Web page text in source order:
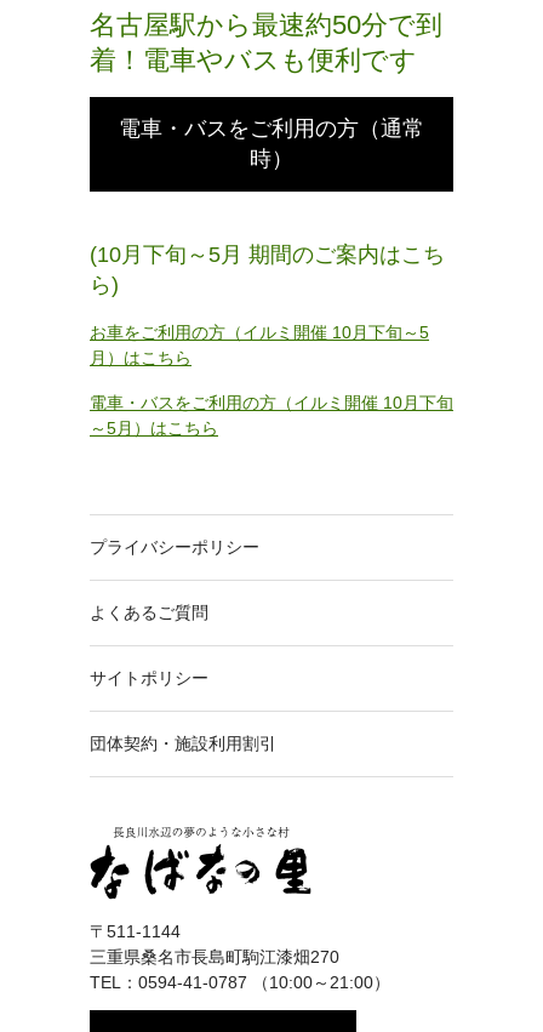
名古屋駅から最速約50分で到
着！電車やバスも便利です
電車・バスをご利用の方（通常
時）
(10月下旬～5月 期間のご案内はこち
ら)
お車をご利用の方（イルミ開催 10月下旬～5
月）はこちら
電車・バスをご利用の方（イルミ開催 10月下旬
～5月）はこちら
プライバシーポリシー
よくあるご質問
サイトポリシー
団体契約・施設利用割引
〒511-1144
三重県桑名市長島町駒江漆畑270
TEL：0594-41-0787 （10:00～21:00）